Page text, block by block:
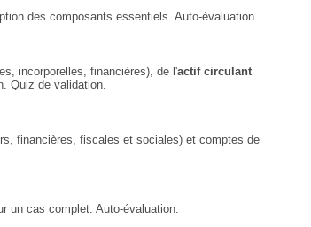
des composants essentiels. Auto-évaluation.
incorporelles, financières), de l'actif circulant
Quiz de validation.
financières, fiscales et sociales) et comptes de
un cas complet. Auto-évaluation.